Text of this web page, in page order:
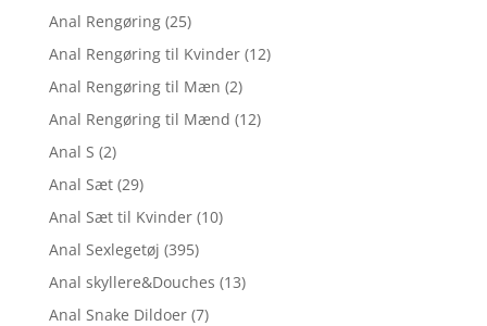
Anal Rengøring (25)
Anal Rengøring til Kvinder (12)
Anal Rengøring til Mæn (2)
Anal Rengøring til Mænd (12)
Anal S (2)
Anal Sæt (29)
Anal Sæt til Kvinder (10)
Anal Sexlegetøj (395)
Anal skyllere&Douches (13)
Anal Snake Dildoer (7)